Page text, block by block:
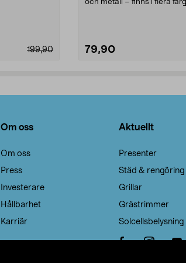
199,90
och metall – finns i flera
79,90
Om oss
Om oss
Press
Investerare
Hållbarhet
Karriär
Aktuellt
Presenter
Städ & rengöring
Grillar
Grästrimmer
Solcellsbelysning